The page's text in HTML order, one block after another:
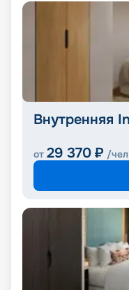
Внутренняя
от 29 370 ₽ /чел